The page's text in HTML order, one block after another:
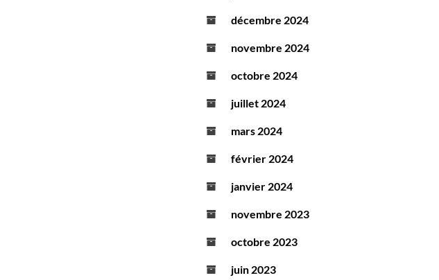
décembre 2024
novembre 2024
octobre 2024
juillet 2024
mars 2024
février 2024
janvier 2024
novembre 2023
octobre 2023
juin 2023